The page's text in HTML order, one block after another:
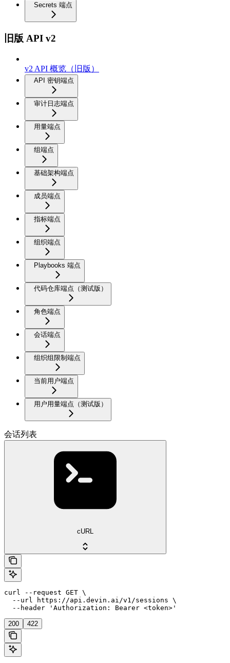
Secrets 端点
旧版 API v2
v2 API 概览（旧版）
API 密钥端点
审计日志端点
用量端点
组端点
基础架构端点
成员端点
指标端点
组织端点
Playbooks 端点
代码仓库端点（测试版）
角色端点
会话端点
组织组限制端点
当前用户端点
用户用量端点（测试版）
会话列表
cURL
curl --request GET \
  --url https://api.devin.ai/v1/sessions \
  --header 'Authorization: Bearer <token>'
200 422